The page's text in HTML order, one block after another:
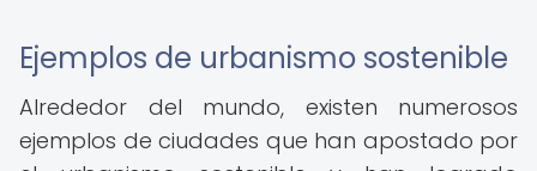
Ejemplos de urbanismo sostenible
Alrededor del mundo, existen numerosos
ejemplos de ciudades que han apostado por